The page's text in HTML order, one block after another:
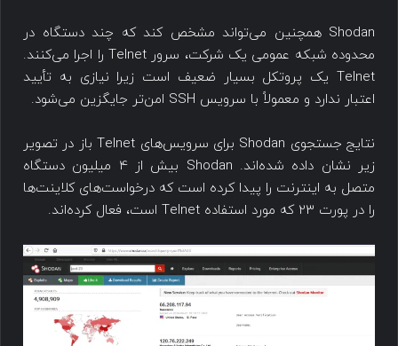
Shodan همچنین می‌تواند مشخص کند که چند دستگاه در
محدوده شبکه عمومی یک شرکت، سرور Telnet را اجرا می‌کنند.
Telnet یک پروتکل بسیار ضعیف است زیرا نیازی به تأیید
اعتبار ندارد و معمولاً با سرویس SSH امن‌تر جایگزین می‌شود.
نتایج جستجوی Shodan برای سرویس‌های Telnet باز در تصویر
زیر نشان داده شده‌اند. Shodan بیش از 4 میلیون دستگاه
متصل به اینترنت را پیدا کرده است که درخواست‌های کلاینت‌ها
را در پورت 23 که مورد استفاده Telnet است، فعال کرده‌اند.